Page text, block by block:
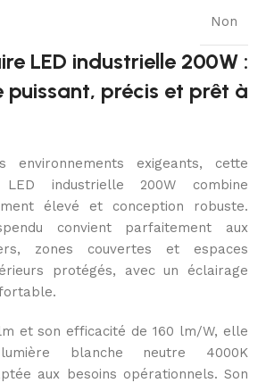
Non
LED industrielle 200W :
puissant, précis et prêt à
environnements exigeants, cette
industrielle 200W combine
élevé et conception robuste.
convient parfaitement aux
zones couvertes et espaces
protégés, avec un éclairage
et son efficacité de 160 lm/W, elle
blanche neutre 4000K
aux besoins opérationnels. Son